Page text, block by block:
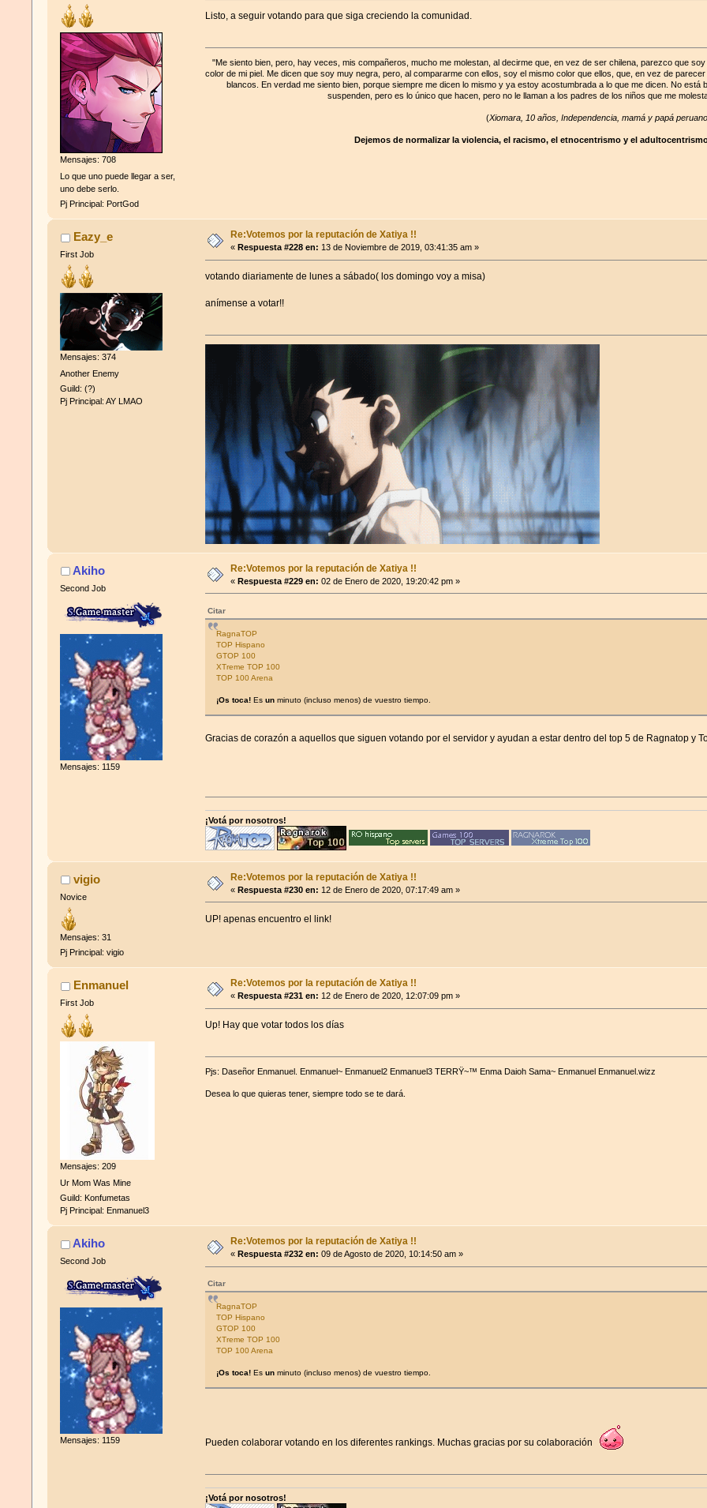
Mensajes: 708
Lo que uno puede llegar a ser,
uno debe serlo.
Pj Principal: PortGod
Listo, a seguir votando para que siga creciendo la comunidad.
"Me siento bien, pero, hay veces, mis compañeros, mucho me molestan, al decirme que, en vez de ser chilena, parezco que
color de mi piel. Me dicen que soy muy negra, pero, al compararme con ellos, soy el mismo color que ellos, que, en vez de
blancos. En verdad me siento bien, porque siempre me dicen lo mismo y ya estoy acostumbrada a lo que me dicen. No
suspenden, pero es lo único que hacen, pero no le llaman a los padres de los niños que me
(Xiomara, 10 años, Independencia, mamá y papá
Dejemos de normalizar la violencia, el racismo, el etnocentrismo y el
Eazy_e
First Job
Mensajes: 374
Another Enemy
Guild: (?)
Pj Principal: AY LMAO
Re:Votemos por la reputación de Xatiya !!
«Respuesta #228 en: 13 de Noviembre de 2019, 03:41:35 am »
votando diariamente de lunes a sábado( los domingo voy a misa)
anímense a votar!!
love u♥
Akiho
Second Job
Mensajes: 1159
Re:Votemos por la reputación de Xatiya !!
«Respuesta #229 en: 02 de Enero de 2020, 19:20:42 pm »
Citar
RagnaTOP
TOP Hispano
GTOP 100
XTreme TOP 100
TOP 100 Arena
¡Os toca!Es unminuto (incluso menos) de vuestro tiempo.
Gracias de corazón a aquellos que siguen votando por el servidor y ayudan a estar dentro del top 5 de Ragnatop y
¡Votá por nosotros!
vigio
Novice
Mensajes: 31
Pj Principal: vigio
Re:Votemos por la reputación de Xatiya !!
«Respuesta #230 en: 12 de Enero de 2020, 07:17:49 am »
UP! apenas encuentro el link!
Enmanuel
First Job
Mensajes: 209
Ur Mom Was Mine
Guild: Konfumetas
Pj Principal: Enmanuel3
Re:Votemos por la reputación de Xatiya !!
« Respuesta #231 en: 12 de Enero de 2020, 12:07:09 pm »
Up! Hay que votar todos los días
Pjs: Daseñor Enmanuel. Enmanuel~ Enmanuel2 Enmanuel3 TERRŸ~™ Enma Daioh Sama~ Enmanuel Enmanuel.wizz
Desea lo que quieras tener, siempre todo se te dará.
Akiho
Second Job
Mensajes: 1159
Re:Votemos por la reputación de Xatiya !!
« Respuesta #232 en: 09 de Agosto de 2020, 10:14:50 am »
Citar
RagnaTOP
TOP Hispano
GTOP 100
XTreme TOP 100
TOP 100 Arena
¡Os toca!Es unminuto (incluso menos) de vuestro tiempo.
Pueden colaborar votando en los diferentes rankings. Muchas gracias por su colaboración
¡Votá por nosotros!